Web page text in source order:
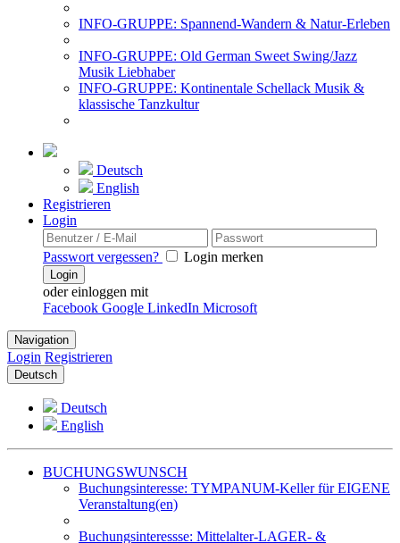
INFO-GRUPPE: Spannend-Wandern & Natur-Erleben
INFO-GRUPPE: Old German Sweet Swing/Jazz
Musik Liebhaber
INFO-GRUPPE: Kontinentale Schellack Musik &
klassische Tanzkultur
Deutsch
English
Registrieren
Login
Passwort vergessen? Login merken
Login
oder einloggen mit
Facebook Google LinkedIn Microsoft
Navigation
Login Registrieren
Deutsch
Deutsch
English
BUCHUNGSWUNSCH
Buchungsinteresse: TYMPANUM-Keller für EIGENE
Veranstaltung(en)
Buchungsinteressse: Mittelalter-LAGER- &